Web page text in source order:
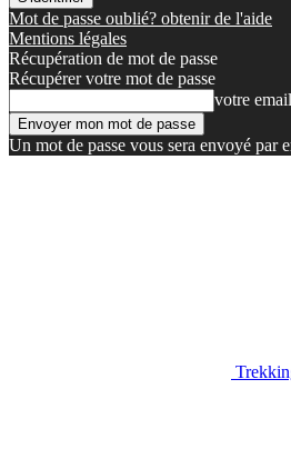
Mot de passe oublié? obtenir de l'aide
Mentions légales
Récupération de mot de passe
Récupérer votre mot de passe
votre email
Un mot de passe vous sera envoyé par